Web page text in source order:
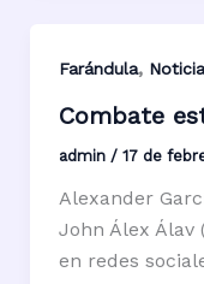
Farándula,
Combate
admin / 17 de
Alexander
John Álex Álav
en redes